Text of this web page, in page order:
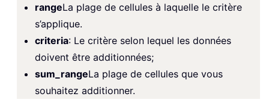
rangeLa plage de cellules à laquelle le critère
s’applique.
criteria: Le critère selon lequel les données
doivent être additionnées;
sum_rangeLa plage de cellules que vous
souhaitez additionner.